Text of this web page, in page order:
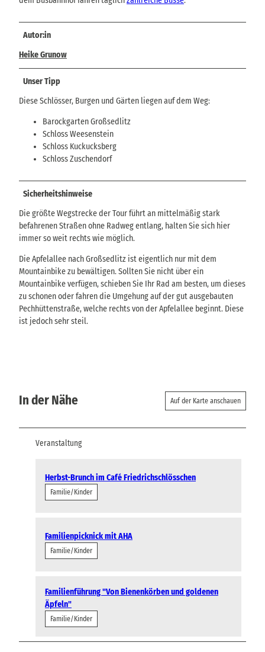
Autor:in
Heike Grunow
Unser Tipp
Diese Schlösser, Burgen und Gärten liegen auf dem Weg:
Barockgarten Großsedlitz
Schloss Weesenstein
Schloss Kuckucksberg
Schloss Zuschendorf
Sicherheitshinweise
Die größte Wegstrecke der Tour führt an mittelmäßig stark
befahrenen Straßen ohne Radweg entlang, halten Sie sich hier
immer so weit rechts wie möglich.
Die Apfelallee nach Großsedlitz ist eigentlich nur mit dem
Mountainbike zu bewältigen. Sollten Sie nicht über ein
Mountainbike verfügen, schieben Sie Ihr Rad am besten, um dieses
zu schonen oder fahren die Umgehung auf der gut ausgebauten
Pechhüttenstraße, welche rechts von der Apfelallee beginnt. Diese
ist jedoch sehr steil.
In der Nähe Auf der Karte anschauen
Veranstaltung
Herbst-Brunch im Café Friedrichschlösschen
Familie/Kinder
Familienpicknick mit AHA
Familie/Kinder
Familienführung "Von Bienenkörben und goldenen
Äpfeln"
Familie/Kinder